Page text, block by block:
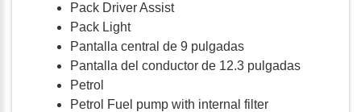
Pack Driver Assist
Pack Light
Pantalla central de 9 pulgadas
Pantalla del conductor de 12.3 pulgadas
Petrol
Petrol Fuel pump with internal filter